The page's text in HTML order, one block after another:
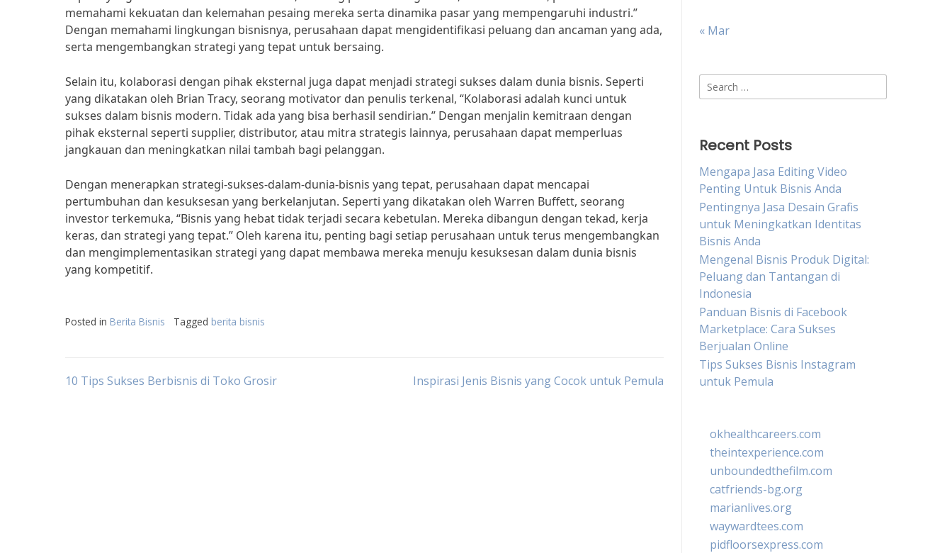
memahami kekuatan dan kelemahan pesaing mereka serta dinamika pasar yang mempengaruhi industri.”
Dengan memahami lingkungan bisnisnya, perusahaan dapat mengidentifikasi peluang dan ancaman yang ada,
serta mengembangkan strategi yang tepat untuk bersaing.
Selain itu, kolaborasi dengan pihak eksternal juga dapat menjadi strategi sukses dalam dunia bisnis. Seperti
yang dikatakan oleh Brian Tracy, seorang motivator dan penulis terkenal, “Kolaborasi adalah kunci untuk
sukses dalam bisnis modern. Tidak ada yang bisa berhasil sendirian.” Dengan menjalin kemitraan dengan
pihak eksternal seperti supplier, distributor, atau mitra strategis lainnya, perusahaan dapat memperluas
jangkauan dan meningkatkan nilai tambah bagi pelanggan.
Dengan menerapkan strategi-sukses-dalam-dunia-bisnis yang tepat, perusahaan dapat mencapai
pertumbuhan dan kesuksesan yang berkelanjutan. Seperti yang dikatakan oleh Warren Buffett, seorang
investor terkemuka, “Bisnis yang hebat tidak terjadi secara kebetulan. Mereka dibangun dengan tekad, kerja
keras, dan strategi yang tepat.” Oleh karena itu, penting bagi setiap perusahaan untuk terus mengembangkan
dan mengimplementasikan strategi yang dapat membawa mereka menuju kesuksesan dalam dunia bisnis
yang kompetitif.
Posted in Berita Bisnis Tagged berita bisnis
Post
10 Tips Sukses Berbisnis di Toko Grosir Inspirasi Jenis Bisnis yang Cocok untuk Pemula
« Mar
Search
for:
Recent Posts
Mengapa Jasa Editing Video
Penting Untuk Bisnis Anda
Pentingnya Jasa Desain Grafis
untuk Meningkatkan Identitas
Bisnis Anda
Mengenal Bisnis Produk Digital:
Peluang dan Tantangan di
Indonesia
Panduan Bisnis di Facebook
Marketplace: Cara Sukses
Berjualan Online
Tips Sukses Bisnis Instagram
untuk Pemula
okhealthcareers.com
theintexperience.com
unboundedthefilm.com
catfriends-bg.org
marianlives.org
waywardtees.com
pidfloorsexpress.com